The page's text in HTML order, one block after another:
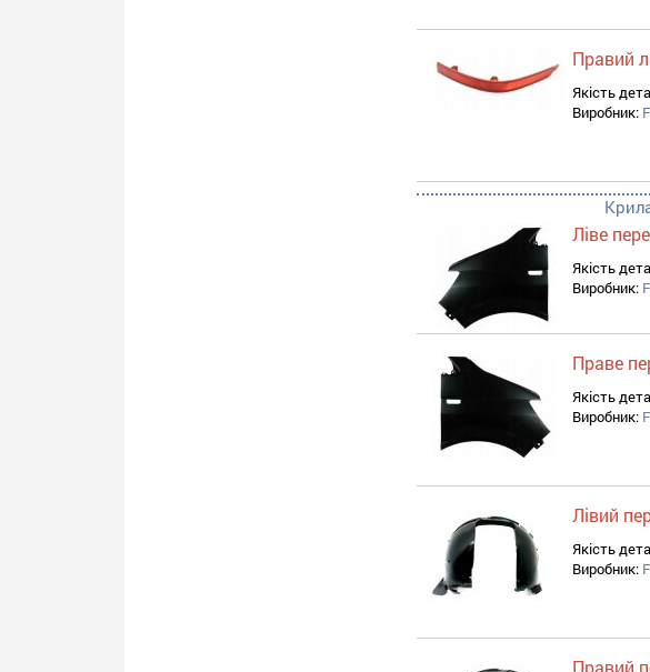
Правий
Якість
Виробник:
Ліве
Якість
Виробник:
Праве
Якість
Виробник:
Лівий
Якість
Виробник:
Правий